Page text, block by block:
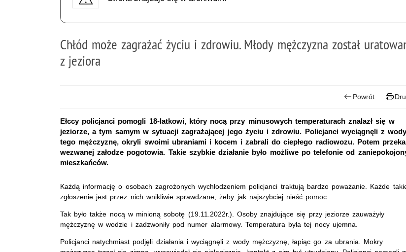
Chłód może zagrażać życiu i zdrowiu. Młody mężczyzna został
z jeziora
Powrót
Ełccy policjanci pomogli 18-latkowi, który nocą przy minusowych temperaturach znalazł się w
jeziorze, a tym samym w sytuacji zagrażającej jego życiu i zdrowiu. Policjanci wyciągnęli z
tego mężczyznę, okryli swoimi ubraniami i kocem i zabrali do ciepłego radiowozu. Potem
wezwanej załodze pogotowia. Takie szybkie działanie było możliwe po telefonie od
mieszkańców.
Każdą informację o osobach zagrożonych wychłodzeniem policjanci traktują bardzo poważanie. Każde
zgłoszenie jest przez nich wnikliwie sprawdzane, żeby jak najszybciej nieść pomoc.
Tak było także nocą w minioną sobotę (19.11.2022r.). Osoby znajdujące się przy jeziorze zauważyły
mężczyznę w wodzie i zadzwoniły pod numer alarmowy. Temperatura była tej nocy ujemna.
Policjanci natychmiast podjęli działania i wyciągnęli z wody mężczyznę, łapiąc go za ubrania. Mokry